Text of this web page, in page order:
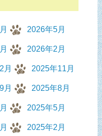
2026年5月
2026年2月
月 2025年11月
月 2025年8月
2025年5月
2025年2月